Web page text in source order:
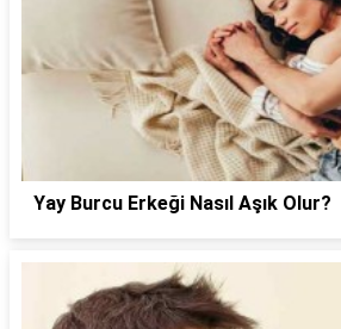
Yay Burcu Erkeği Nasıl Aşık Olur?